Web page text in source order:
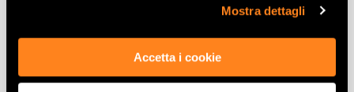
Mostra dettagli
Accetta i cookie
Effetti
Gres porcellanato effetto marmo